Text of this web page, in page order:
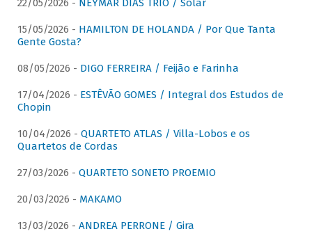
22/05/2026 - NEYMAR DIAS TRIO / Solar
15/05/2026 - HAMILTON DE HOLANDA / Por Que Tanta
Gente Gosta?
08/05/2026 - DIGO FERREIRA / Feijão e Farinha
17/04/2026 - ESTÊVÃO GOMES / Integral dos Estudos de
Chopin
10/04/2026 - QUARTETO ATLAS / Villa-Lobos e os
Quartetos de Cordas
27/03/2026 - QUARTETO SONETO PROEMIO
20/03/2026 - MAKAMO
13/03/2026 - ANDREA PERRONE / Gira